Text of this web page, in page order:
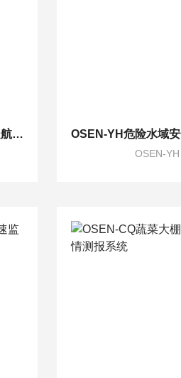
OSEN-AQMS环境污染事故走航应急溯源监测系统
OSEN-YH